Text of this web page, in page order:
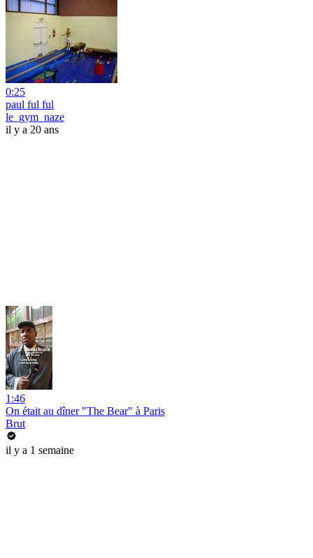
0:25
paul ful ful
le_gym_naze
il y a 20 ans
1:46
On était au dîner "The Bear" à Paris
Brut
il y a 1 semaine